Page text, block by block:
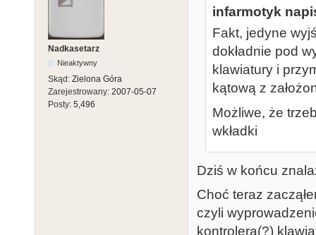
Nadkasetarz
Nieaktywny
Skąd: Zielona Góra
Zarejestrowany: 2007-05-07
Posty: 5,496
infarmotyk
Fakt, jedyne
dokładnie pod
klawiatury i
kątową z
Możliwe, że
wkładki
Dziś w końcu
Choć teraz
czyli
kontrolera(?)